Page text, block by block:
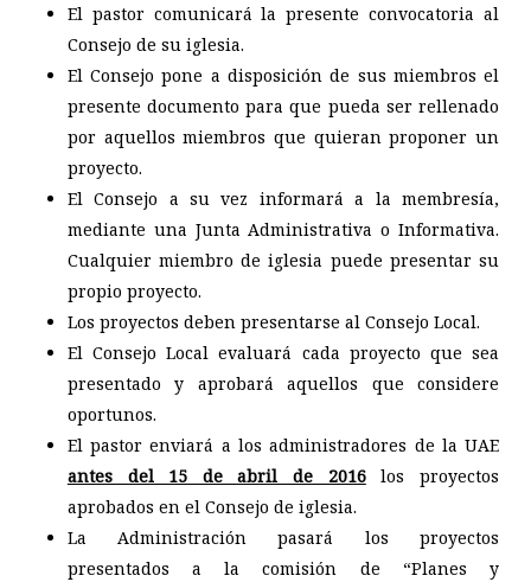
El pastor comunicará la presente convocatoria al
Consejo de su iglesia.
El Consejo pone a disposición de sus miembros el
presente documento para que pueda ser rellenado
por aquellos miembros que quieran proponer un
proyecto.
El Consejo a su vez informará a la membresía,
mediante una Junta Administrativa o Informativa.
Cualquier miembro de iglesia puede presentar su
propio proyecto.
Los proyectos deben presentarse al Consejo Local.
El Consejo Local evaluará cada proyecto que sea
presentado y aprobará aquellos que considere
oportunos.
El pastor enviará a los administradores de la UAE
antes del 15 de abril de 2016los proyectos
aprobados en el Consejo de iglesia.
La Administración pasará los proyectos
presentados a la comisión de “Planes y